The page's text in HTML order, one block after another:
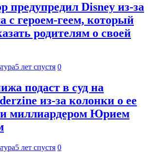
предупредил Disney из-за
c героем-геем, который
родителям о своей
5 лет спустя 0
подаст в суд на
из-за колонки о ее
миллиардером Юрием
5 лет спустя 0